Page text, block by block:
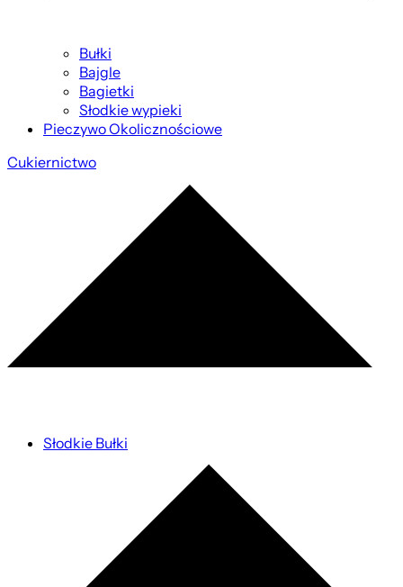
Bułki
Bajgle
Bagietki
Słodkie wypieki
Pieczywo Okolicznościowe
Cukiernictwo
Słodkie Bułki